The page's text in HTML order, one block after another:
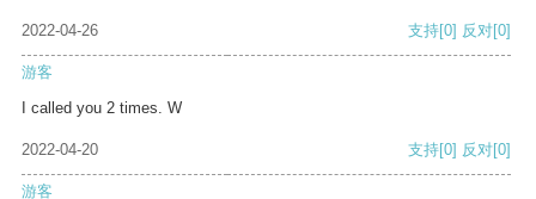
2022-04-26 支持[0] 反对[0]
游客
I called you 2 times. W
2022-04-20 支持[0] 反对[0]
游客